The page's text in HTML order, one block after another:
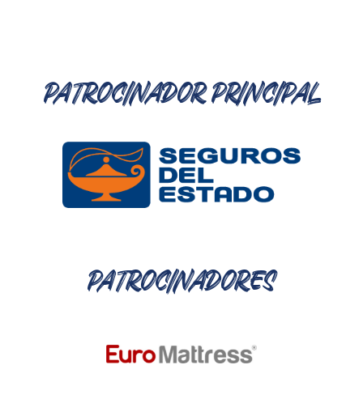
PATROCINADOR PRINCIPAL
PATROCINADORES